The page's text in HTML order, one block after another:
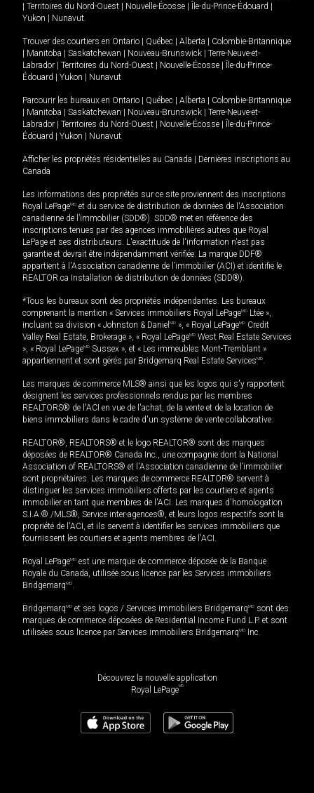
Territoires du Nord-Ouest Nouvelle-Écosse Île-du-Prince-Édouard
Yukon
Nunavut.
Trouver des courtiers en Ontario Québec Alberta
Colombie-Britannique
Manitoba Saskatchewan Nouveau-Brunswick
Terre-Neuve-et-
Labrador
Territoires du Nord-Ouest Nouvelle-Écosse
Île-du-Prince-
Édouard
Yukon Nunavut
Parcourir les bureaux en Ontario Québec Alberta
Colombie-Britannique
Manitoba Saskatchewan Nouveau-Brunswick
Terre-Neuve-et-
Labrador
Territoires du Nord-Ouest Nouvelle-Écosse
Île-du-Prince-
Édouard
Yukon Nunavut
Afficher les propriétés résidentielles au Canada
Dernières inscriptions au
Canada
Les informations des propriétés sur ce site proviennent des inscriptions
Royal LePageMD et du service de distribution de données de l'Association
canadienne de l’immobilier (SDD®). SDD® met en référence des
inscriptions tenues par des agences immobilières autres que Royal
LePage et ses distributeurs. L'exactitude de l'information n'est pas
garantie et devrait être indépendamment vérifiée. La marque DDF®
appartient à l'Association canadienne de l’immobilier (ACI) et identifie le
REALTOR.ca Installation de distribution de données (SDD®).
*Tous les bureaux sont des propriétés indépendantes. Les bureaux
comprenant la mention « Services immobiliers Royal LePageMD Ltée »,
incluant sa division « Johnston & Daniel MD », « Royal LePageMD Credit
Valley Real Estate, Brokerage », « Royal LePageMD West Real Estate Services
», « Royal LePageMD Sussex », et « Les immeubles Mont-Tremblant »
appartiennent et sont gérés par Bridgemarq Real Estate ServicesMD.
Les marques de commerce MLS® ainsi que les logos qui s'y rapportent
désignent les services professionnels rendus par les membres
REALTORS® de l'ACI en vue de l'achat, de la vente et de la location de
biens immobiliers dans le cadre d'un système de vente collaborative.
REALTOR®, REALTORS® et le logo REALTOR® sont des marques
déposées de REALTOR® Canada Inc., une compagnie dont la National
Association of REALTORS® et l'Association canadienne de l’immobilier
sont propriétaires. Les marques de commerce REALTOR® servent à
distinguer les services immobiliers offerts par les courtiers et agents
immobilier en tant que membres de l'ACI. Les marques d'homologation
S.I.A.® /MLS®, Service inter-agences®, et leurs logos respectifs sont la
propriété de l'ACI, et ils servent à identifier les services immobiliers que
fournissent les courtiers et agents membres de l'ACI.
Royal LePageMD est une marque de commerce déposée de la Banque
Royale du Canada, utilisée sous licence par les Services immobiliers
BridgemarqMD.
BridgemarqMD et ses logos / Services immobiliers BridgemarqMD sont des
marques de commerce déposées de Residential Income Fund L.P. et sont
utilisées sous licence par Services immobiliers BridgemarqMD Inc.
Découvrez la nouvelle application
Royal LePageMD